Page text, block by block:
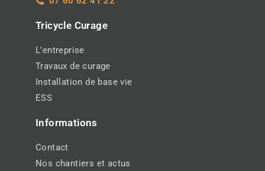
Tricycle Curage
L'entreprise
Travaux de curage
Installation de base vie
ESS
Informations
Contact
Nos chantiers et actus